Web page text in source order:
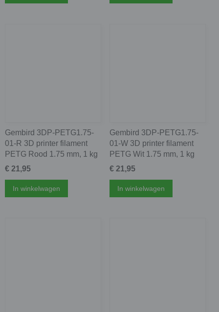
Gembird 3DP-PETG1.75-
01-R 3D printer filament
PETG Rood 1.75 mm, 1 kg
€ 21,95
In winkelwagen
Gembird 3DP-PETG1.75-
01-W 3D printer filament
PETG Wit 1.75 mm, 1 kg
€ 21,95
In winkelwagen